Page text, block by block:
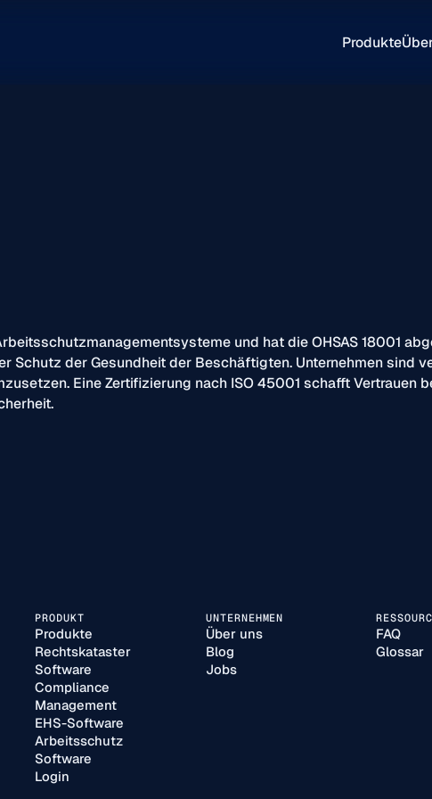
Produkte
und hat die OHSAS 18001
Schutz der Gesundheit der Beschäftigten. Unternehmen sind
Eine Zertifizierung nach ISO 45001 schafft Vertrauen
PRODUKT
Produkte
Rechtskataster
Software
Compliance
Management
EHS-Software
Arbeitsschutz
Software
Login
UNTERNEHMEN
Über uns
Blog
Jobs
FAQ
Glossar